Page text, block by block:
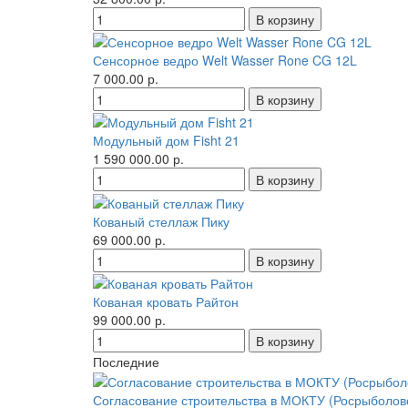
Сенсорное ведро Welt Wasser Rone CG 12L
7 000.00 р.
Модульный дом Fisht 21
1 590 000.00 р.
Кованый стеллаж Пику
69 000.00 р.
Кованая кровать Райтон
99 000.00 р.
Последние
Согласование строительства в МОКТУ